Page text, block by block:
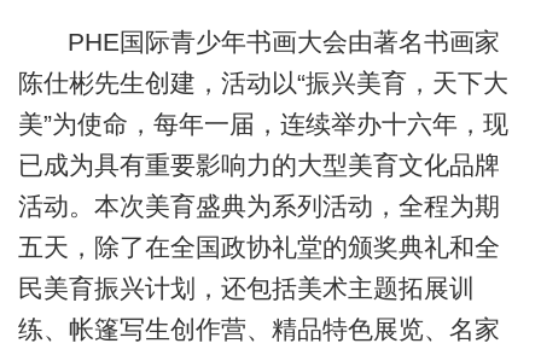
PHE国际青少年书画大会由著名书画家
陈仕彬先生创建，活动以“振兴美育，天下大
美”为使命，每年一届，连续举办十六年，现
已成为具有重要影响力的大型美育文化品牌
活动。本次美育盛典为系列活动，全程为期
五天，除了在全国政协礼堂的颁奖典礼和全
民美育振兴计划，还包括美术主题拓展训
练、帐篷写生创作营、精品特色展览、名家